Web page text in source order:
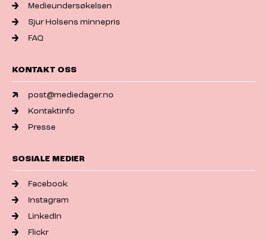
Medieundersøkelsen
Sjur Holsens minnepris
FAQ
KONTAKT OSS
post@mediedager.no
Kontaktinfo
Presse
SOSIALE MEDIER
Facebook
Instagram
LinkedIn
Flickr